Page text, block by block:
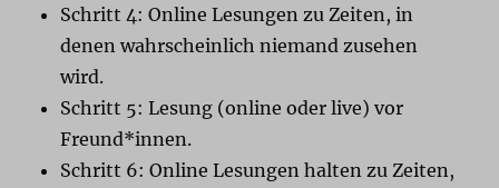
Schritt 4: Online Lesungen zu Zeiten, in
denen wahrscheinlich niemand zusehen
wird.
Schritt 5: Lesung (online oder live) vor
Freund*innen.
Schritt 6: Online Lesungen halten zu Zeiten,